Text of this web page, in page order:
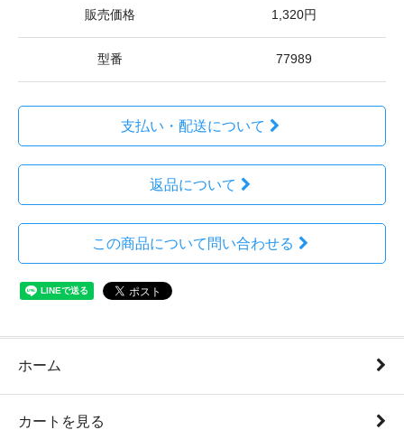
販売価格 1,320円
型番 77989
支払い・配送について
返品について
この商品について問い合わせる
ホーム
カートを見る